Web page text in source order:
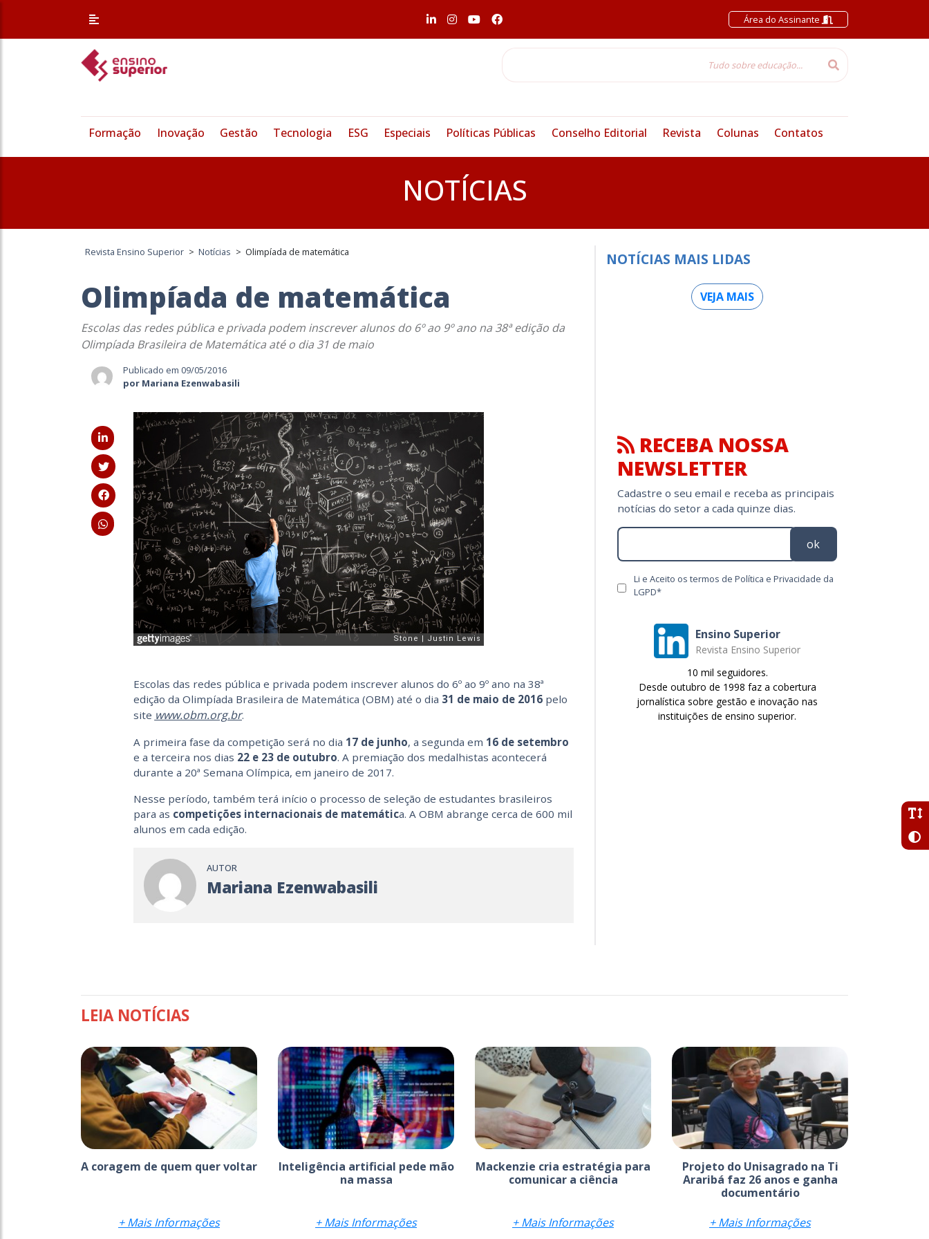
Área do Assinante
Formação Inovação Gestão Tecnologia ESG Especiais Políticas Públicas Conselho Editorial Revista Colunas Contatos
NOTÍCIAS
Revista Ensino Superior > Notícias > Olimpíada de matemática
Olimpíada de matemática
Escolas das redes pública e privada podem inscrever alunos do 6º ao 9º ano na 38ª edição da
Olimpíada Brasileira de Matemática até o dia 31 de maio
Publicado em 09/05/2016
por Mariana Ezenwabasili
Escolas das redes pública e privada podem inscrever alunos do 6º ao 9º ano na 38ª
edição da Olimpíada Brasileira de Matemática (OBM) até o dia 31 de maio de 2016pelo
site www.obm.org.br.
A primeira fase da competição será no dia 17 de junho, a segunda em 16 de setembro
e a terceira nos dias 22 e 23 de outubro. A premiação dos medalhistas acontecerá
durante a 20ª Semana Olímpica, em janeiro de 2017.
Nesse período, também terá início o processo de seleção de estudantes brasileiros
para as competições internacionais de matemática. A OBM abrange cerca de 600 mil
alunos em cada edição.
AUTOR
Mariana Ezenwabasili
NOTÍCIAS MAIS LIDAS
VEJA MAIS
RECEBA NOSSA
NEWSLETTER
Cadastre o seu email e receba as principais
notícias do setor a cada quinze dias.
ok
Li e Aceito os termos de Política e Privacidade da
LGPD*
Ensino Superior
Revista Ensino Superior
10 mil seguidores.
Desde outubro de 1998 faz a cobertura
jornalística sobre gestão e inovação nas
instituições de ensino superior.
LEIA NOTÍCIAS
A coragem de quem quer voltar
+ Mais Informações
Inteligência artificial pede mão
na massa
+ Mais Informações
Mackenzie cria estratégia para
comunicar a ciência
+ Mais Informações
Projeto do Unisagrado na Ti
Araribá faz 26 anos e ganha
documentário
+ Mais Informações